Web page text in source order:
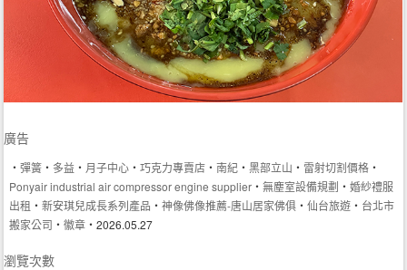
廣告
‧彈簧 ‧ 多益 ‧ 月子中心 ‧巧克力專賣店 ‧南紀 ‧黑部立山 ‧ 雷射切割價格 ‧
Ponyair industrial air compressor engine supplier ‧無塵室設備規劃 ‧婚紗禮服
出租 ‧新安琪兒成長系列產品 ‧神像佛像推薦-唐山居家佛俱 ‧仙台旅遊 ‧ 台北市
搬家公司 ‧徽章 ‧2026.05.27
瀏覽次數